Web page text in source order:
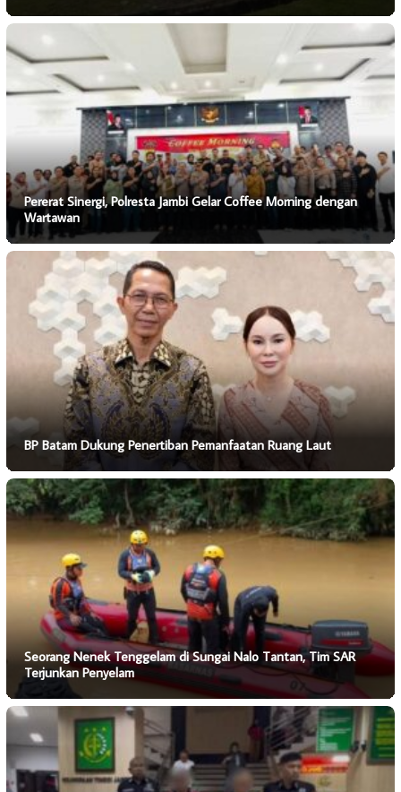
Pererat Sinergi, Polresta Jambi Gelar Coffee Morning dengan
Wartawan
BP Batam Dukung Penertiban Pemanfaatan Ruang Laut
Seorang Nenek Tenggelam di Sungai Nalo Tantan, Tim SAR
Terjunkan Penyelam